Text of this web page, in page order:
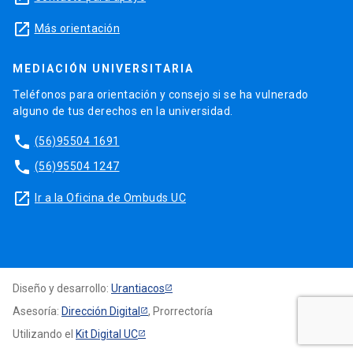
launch Más orientación
MEDIACIÓN UNIVERSITARIA
Teléfonos para orientación y consejo si se ha vulnerado
alguno de tus derechos en la universidad.
phone (56)95504 1691
phone (56)95504 1247
launch Ir a la Oficina de Ombuds UC
Diseño y desarrollo: Urantiacos
Asesoría: Dirección Digital
, Prorrectoría
Utilizando el Kit Digital UC